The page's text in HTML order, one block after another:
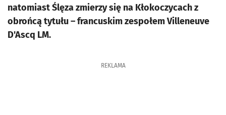
natomiast Ślęza zmierzy się na Kłokoczycach z
obrońcą tytułu – francuskim zespołem Villeneuve
D'Ascq LM.
REKLAMA